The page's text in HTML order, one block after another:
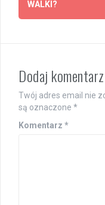
WALKI?
Dodaj komentarz
Twój adres email nie
są oznaczone *
Komentarz *